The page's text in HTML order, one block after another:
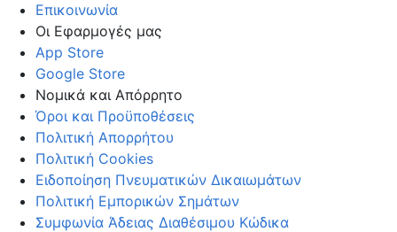
Επικοινωνία
Οι Εφαρμογές μας
App Store
Google Store
Νομικά και Απόρρητο
Όροι και Προϋποθέσεις
Πολιτική Απορρήτου
Πολιτική Cookies
Ειδοποίηση Πνευματικών Δικαιωμάτων
Πολιτική Εμπορικών Σημάτων
Συμφωνία Άδειας Διαθέσιμου Κώδικα